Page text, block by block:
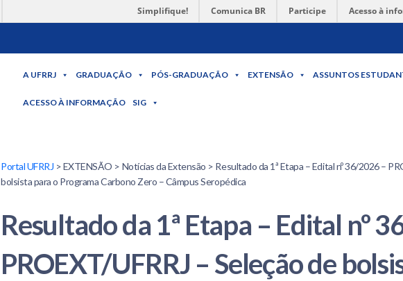
Simplifique! Comunica BR Participe Acesso à
A UFRRJ GRADUAÇÃO PÓS-GRADUAÇÃO EXTENSÃO ASSUNTOS
ACESSO À INFORMAÇÃO SIG
Portal UFRRJ > EXTENSÃO > Notícias da Extensão > Resultado da 1ª Etapa – Edital nº 36/2026 –
bolsista para o Programa Carbono Zero – Câmpus Seropédica
Resultado da 1ª Etapa – Edital nº
PROEXT/UFRRJ – Seleção de